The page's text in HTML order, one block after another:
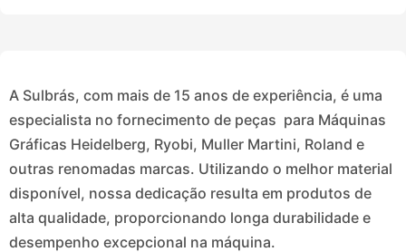
A Sulbrás, com mais de 15 anos de experiência, é uma
especialista no fornecimento de peças para Máquinas
Gráficas Heidelberg, Ryobi, Muller Martini, Roland e
outras renomadas marcas. Utilizando o melhor material
disponível, nossa dedicação resulta em produtos de
alta qualidade, proporcionando longa durabilidade e
desempenho excepcional na máquina.